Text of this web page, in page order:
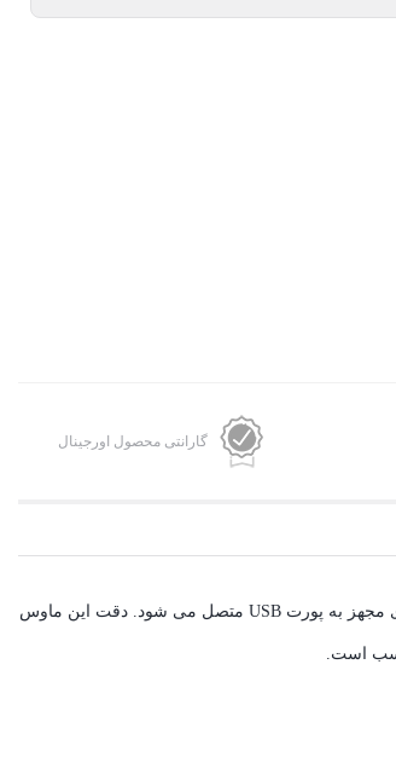
گارانتی محصول اورجینال
ماوس هویت مدل HV-MS4252 یک ماوس کوچک در ابعاد 35x55x95 میلی متر است که توسط یک کابل با پورت USb به طول 1.25 متر به کامپیوتر، لپ تاپ و یا سایر دستگاه های مجهز به پورت USB متصل می شود. دقت این ماوس